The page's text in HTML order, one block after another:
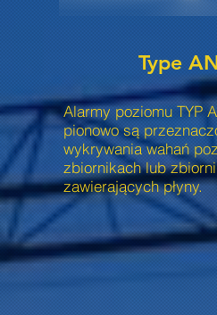
Type
Alarmy poziomu TYP
pionowo są
wykrywania wahań
zbiornikach lub
zawierających płyny.